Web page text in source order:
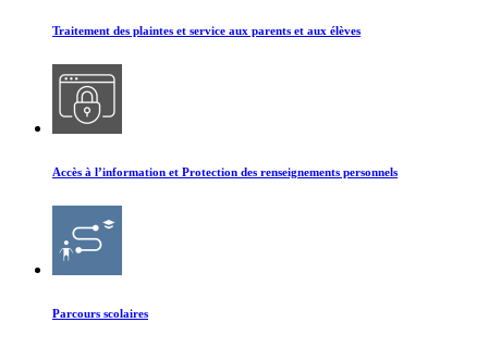
Traitement des plaintes et service aux parents et aux élèves
Accès à l’information et Protection des renseignements personnels
Parcours scolaires